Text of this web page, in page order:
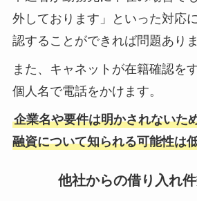
外しております」といった対応
認することができれば問題ありま
また、キャネットが在籍確認を
個人名で電話をかけます。
企業名や要件は明かされないた
融資について知られる可能性は
他社からの借り入れ